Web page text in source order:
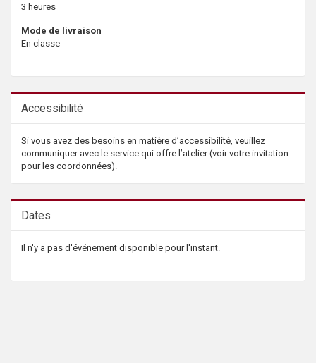
3 heures
Mode de livraison
En classe
Accessibilité
Si vous avez des besoins en matière d’accessibilité, veuillez
communiquer avec le service qui offre l’atelier (voir votre invitation
pour les coordonnées).
Dates
Il n'y a pas d'événement disponible pour l'instant.